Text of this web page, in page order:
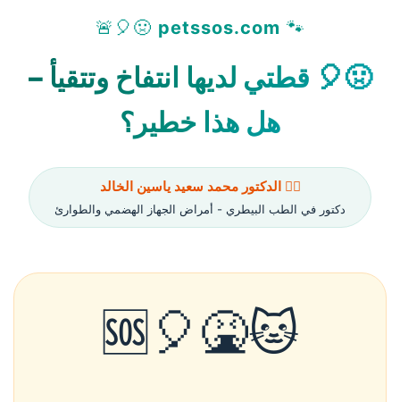
🐾
petssos.com
🤢🎈🚨
🤢🎈 قطتي لديها انتفاخ وتتقيأ –
هل هذا خطير؟
👨‍⚕️ الدكتور محمد سعيد ياسين الخالد
دكتور في الطب البيطري - أمراض الجهاز الهضمي والطوارئ
🐱🤮🎈🆘